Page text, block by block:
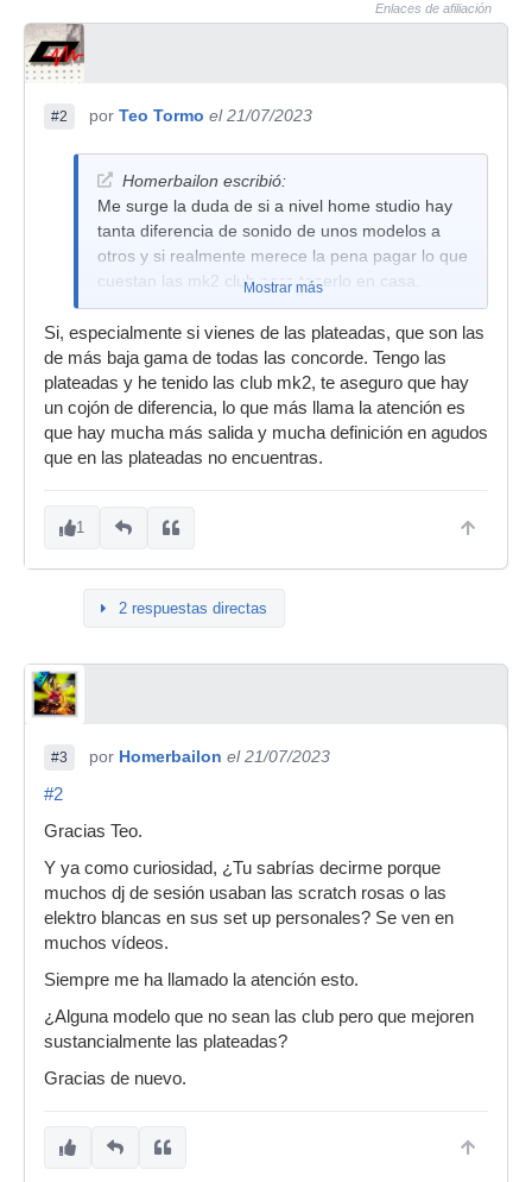
Enlaces de afiliación
#2 por Teo Tormo el 21/07/2023
Homerbailon escribió:
Me surge la duda de si a nivel home studio hay
tanta diferencia de sonido de unos modelos a
otros y si realmente merece la pena pagar lo que
cuestan las mk2 club para tenerlo en casa.
Mostrar más
Si, especialmente si vienes de las plateadas, que son las
de más baja gama de todas las concorde. Tengo las
plateadas y he tenido las club mk2, te aseguro que hay
un cojón de diferencia, lo que más llama la atención es
que hay mucha más salida y mucha definición en agudos
que en las plateadas no encuentras.
1
2 respuestas directas
#3 por Homerbailon el 21/07/2023
#2
Gracias Teo.
Y ya como curiosidad, ¿Tu sabrías decirme porque
muchos dj de sesión usaban las scratch rosas o las
elektro blancas en sus set up personales? Se ven en
muchos vídeos.
Siempre me ha llamado la atención esto.
¿Alguna modelo que no sean las club pero que mejoren
sustancialmente las plateadas?
Gracias de nuevo.